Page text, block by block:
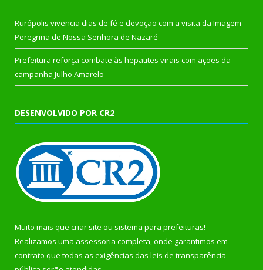
Rurópolis vivencia dias de fé e devoção com a visita da Imagem
Peregrina de Nossa Senhora de Nazaré
Prefeitura reforça combate às hepatites virais com ações da
campanha Julho Amarelo
DESENVOLVIDO POR CR2
Muito mais que criar site ou sistema para prefeituras!
Realizamos uma assessoria completa, onde garantimos em
contrato que todas as exigências das leis de transparência